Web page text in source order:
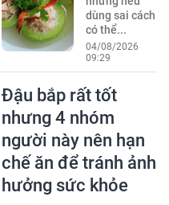
dùng sai cách
có thể...
04/08/2026
09:29
Đậu bắp rất tốt
nhưng 4 nhóm
người này nên hạn
chế ăn để tránh ảnh
hưởng sức khỏe